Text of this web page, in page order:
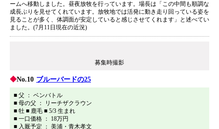
ームへ移動しました。昼夜放牧を行っています。場長は「この中間も順調な
成長ぶりを見せてくれています。放牧地では活発に動き走り回っている姿を
見ることが多く、体調面が安定していると感じさせてくれます」と述べてい
ました。(7月11日現在の近況)
募集時撮影
No.10 ブルーバードの25
■ 父 ： ベンバトル
■ 母の父 ： リーチザクラウン
■ 牡 ■ 鹿毛 ■ 5/3 生まれ
■ 一口価格 ： 18万円
■ 入厩予定 ： 美浦・青木孝文